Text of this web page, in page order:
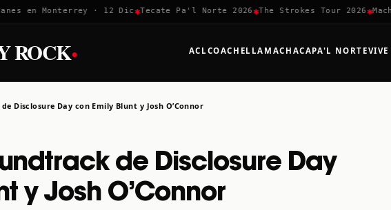
en Monterrey · 12 Dic ✱Tecate Pa'l Norte 2026✱The Strokes Tour 2026✱
ROCK· ACLCOACHELLA MACHACAPA'L NORTE
Disclosure Day con Emily Blunt y Josh O’Connor
de Disclosure Day
y Josh O’Connor